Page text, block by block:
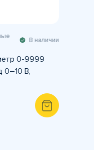
В наличии
0-9999
0–10 В,